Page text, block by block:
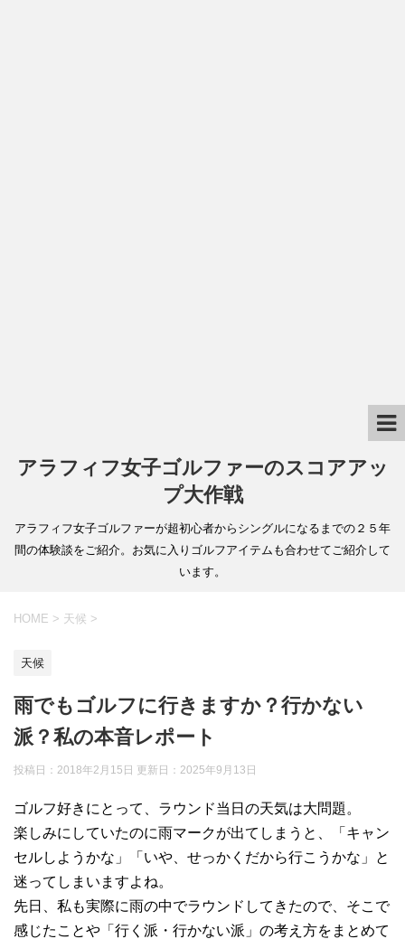
アラフィフ女子ゴルファーのスコアアッ
プ大作戦
アラフィフ女子ゴルファーが超初心者からシングルになるまでの２５年
間の体験談をご紹介。お気に入りゴルフアイテムも合わせてご紹介して
います。
HOME > 天候 >
天候
雨でもゴルフに行きますか？行かない
派？私の本音レポート
投稿日：2018年2月15日 更新日： 2025年9月13日
ゴルフ好きにとって、ラウンド当日の天気は大問題。
楽しみにしていたのに雨マークが出てしまうと、「キャン
セルしようかな」「いや、せっかくだから行こうかな」と
迷ってしまいますよね。
先日、私も実際に雨の中でラウンドしてきたので、そこで
感じたことや「行く派・行かない派」の考え方をまとめて